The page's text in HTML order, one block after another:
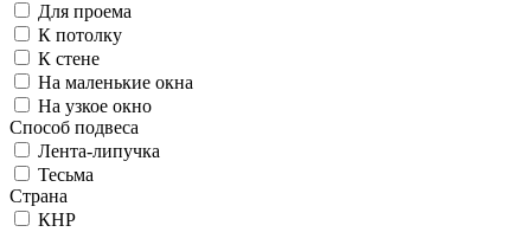
Для проема
К потолку
К стене
На маленькие окна
На узкое окно
Способ подвеса
Лента-липучка
Тесьма
Страна
КНР